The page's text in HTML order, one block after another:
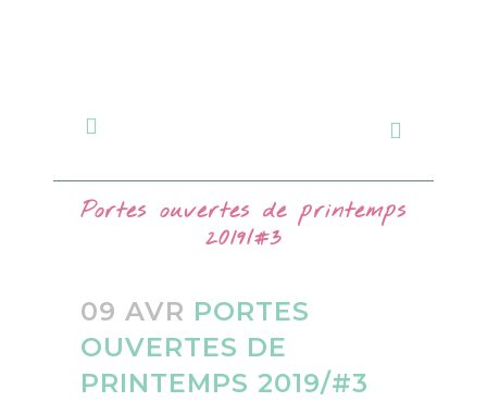
Portes ouvertes de printemps
2019/#3
09 AVR PORTES
OUVERTES DE
PRINTEMPS 2019/#3